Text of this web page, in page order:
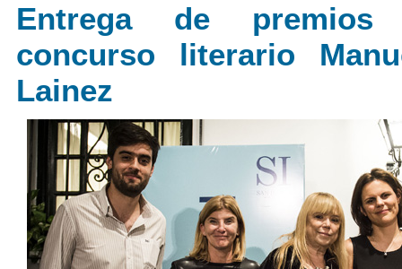
Entrega de
concurso literario
Lainez